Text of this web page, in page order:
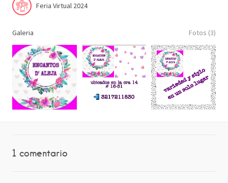
Feria Virtual 2024
Galeria Fotos (3)
1 comentario